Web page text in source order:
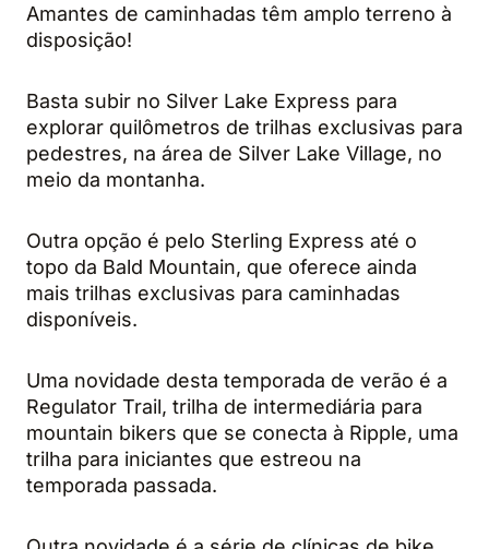
Amantes de caminhadas têm amplo terreno à
disposição!
Basta subir no Silver Lake Express para
explorar quilômetros de trilhas exclusivas para
pedestres, na área de Silver Lake Village, no
meio da montanha.
Outra opção é pelo Sterling Express até o
topo da Bald Mountain, que oferece ainda
mais trilhas exclusivas para caminhadas
disponíveis.
Uma novidade desta temporada de verão é a
Regulator Trail, trilha de intermediária para
mountain bikers que se conecta à Ripple, uma
trilha para iniciantes que estreou na
temporada passada.